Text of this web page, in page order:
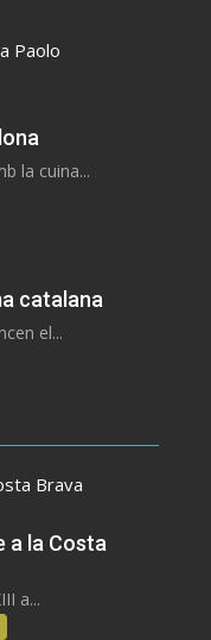
la cuina...
catalana
el...
a la Costa
a...